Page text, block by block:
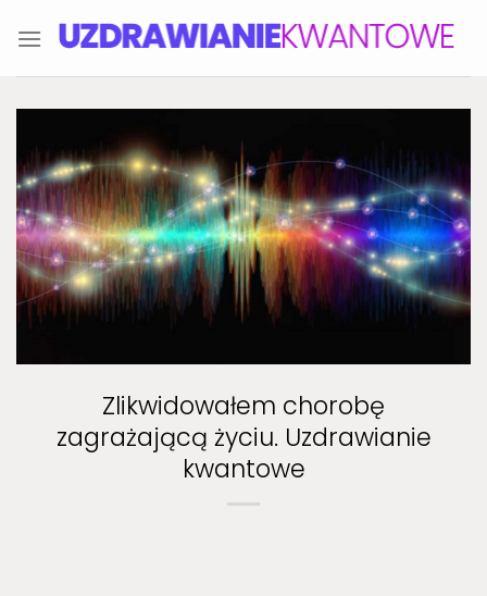
Zlikwidowałem chorobę
zagrażającą życiu. Uzdrawianie
kwantowe